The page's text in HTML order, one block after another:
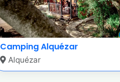
Camping Alquézar
Alquézar